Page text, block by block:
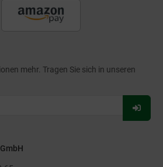
mehr. Tragen Sie sich in unseren
Für